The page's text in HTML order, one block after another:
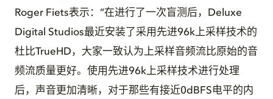
Roger Fiets表示：“在进行了一次盲测后，Deluxe
Digital Studios最近安装了采用先进96k上采样技术的
杜比TrueHD，大家一致认为上采样音频流比原始的音
频流质量更好。使用先进96k上采样技术进行处理
后，声音更加清晰，对于那些有接近0dBFS电平的内